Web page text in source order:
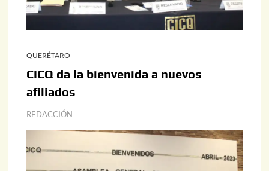
QUERÉTARO
CICQ da la bienvenida a nuevos
afiliados
REDACCIÓN